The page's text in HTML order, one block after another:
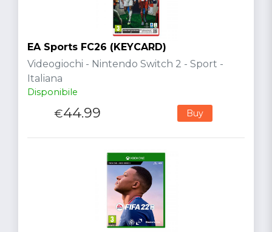
EA Sports FC26 (KEYCARD)
Videogiochi - Nintendo Switch 2 - Sport -
Italiana
Disponibile
€44.99 Buy